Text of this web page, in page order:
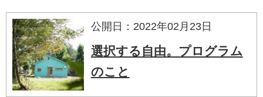
公開日：2022年02月23日
選択する自由。プログラム
のこと